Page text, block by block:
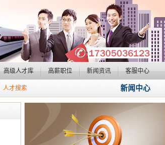
高级人才库 高薪职位 新闻资讯 客服中心
人才搜索 新闻中心